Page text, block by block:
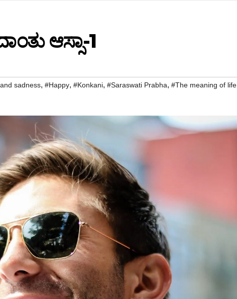
ಆಸ್ಸಾ-1
sadness, #Happy, #Konkani, #Saraswati Prabha, #The meaning of life